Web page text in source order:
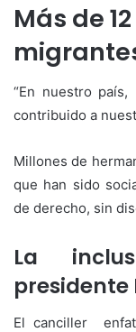
Más de
“En nuestro
contribuido a
Millones de
que han sido
de derecho, sin
La
presidente
El canciller